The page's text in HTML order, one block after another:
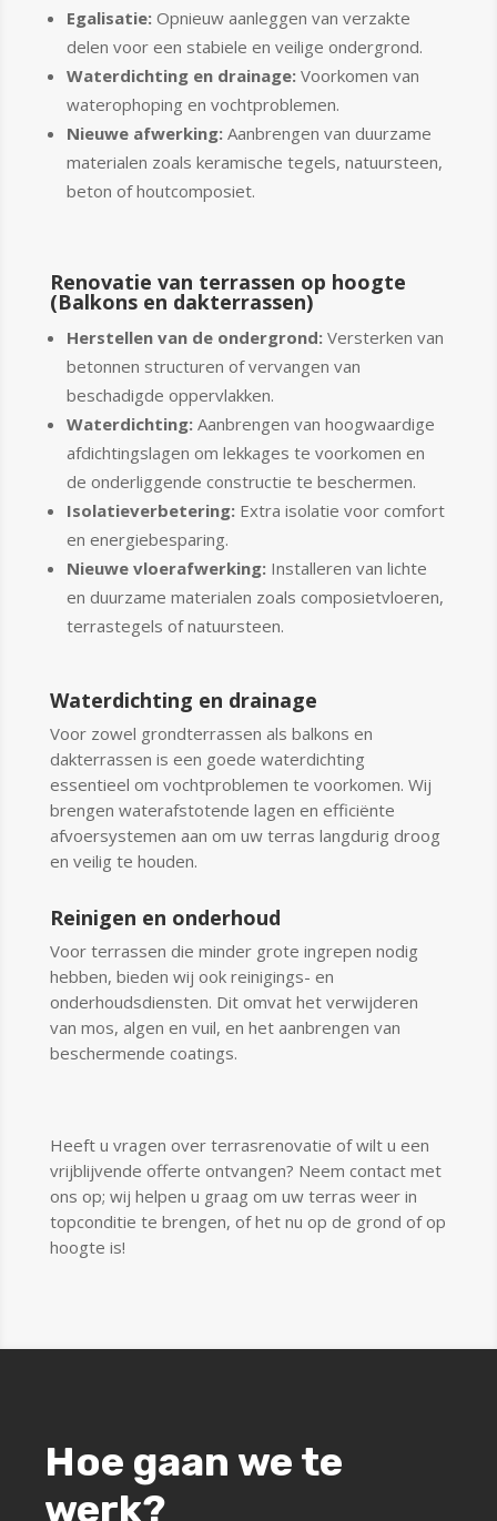
Egalisatie:Opnieuw aanleggen van verzakte
delen voor een stabiele en veilige ondergrond.
Waterdichting en drainage:Voorkomen van
waterophoping en vochtproblemen.
Nieuwe afwerking:Aanbrengen van duurzame
materialen zoals keramische tegels, natuursteen,
beton of houtcomposiet.
Renovatie van terrassen op hoogte
(Balkons en dakterrassen)
Herstellen van de ondergrond:Versterken van
betonnen structuren of vervangen van
beschadigde oppervlakken.
Waterdichting:Aanbrengen van hoogwaardige
afdichtingslagen om lekkages te voorkomen en
de onderliggende constructie te beschermen.
Isolatieverbetering:Extra isolatie voor comfort
en energiebesparing.
Nieuwe vloerafwerking:Installeren van lichte
en duurzame materialen zoals composietvloeren,
terrastegels of natuursteen.
Waterdichting en drainage
Voor zowel grondterrassen als balkons en
dakterrassen is een goede waterdichting
essentieel om vochtproblemen te voorkomen. Wij
brengen waterafstotende lagen en efficiënte
afvoersystemen aan om uw terras langdurig droog
en veilig te houden.
Reinigen en onderhoud
Voor terrassen die minder grote ingrepen nodig
hebben, bieden wij ook reinigings- en
onderhoudsdiensten. Dit omvat het verwijderen
van mos, algen en vuil, en het aanbrengen van
beschermende coatings.
Heeft u vragen over terrasrenovatie of wilt u een
vrijblijvende offerte ontvangen? Neem contact met
ons op; wij helpen u graag om uw terras weer in
topconditie te brengen, of het nu op de grond of op
hoogte is!
Hoe gaan we te
werk?